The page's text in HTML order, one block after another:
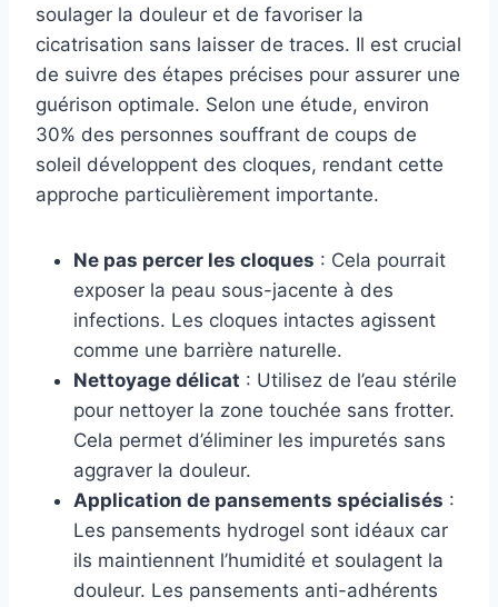
soulager la douleur et de favoriser la
cicatrisation sans laisser de traces. Il est crucial
de suivre des étapes précises pour assurer une
guérison optimale. Selon une étude, environ
30% des personnes souffrant de coups de
soleil développent des cloques, rendant cette
approche particulièrement importante.
Ne pas percer les cloques : Cela pourrait
exposer la peau sous-jacente à des
infections. Les cloques intactes agissent
comme une barrière naturelle.
Nettoyage délicat : Utilisez de l’eau stérile
pour nettoyer la zone touchée sans frotter.
Cela permet d’éliminer les impuretés sans
aggraver la douleur.
Application de pansements spécialisés :
Les pansements hydrogel sont idéaux car
ils maintiennent l’humidité et soulagent la
douleur. Les pansements anti-adhérents